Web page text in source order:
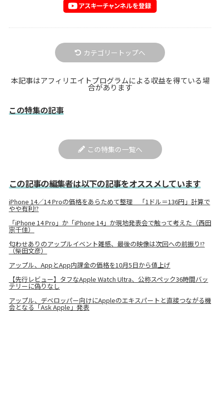
カテゴリートップへ
本記事はアフィリエイトプログラムによる収益を得ている場
合があります
この特集の記事
この特集の一覧へ
この記事の編集者は以下の記事をオススメしています
iPhone 14／14 Proの価格をあらためて整理 「1ドル＝136円」計算で
やや有利!?
「iPhone 14 Pro」か「iPhone 14」か現地発表会で触って考えた（西田
宗千佳）
匂わせありのアップルイベント雑感、最後の映像は次回への前振り!?
（柴田文彦）
アップル、AppとApp内課金の価格を10月5日から値上げ
【先行レビュー】タフなApple Watch Ultra、公称スペック36時間バッ
テリーに偽りなし
アップル、デベロッパー向けにAppleのエキスパートと直接つながる機
会となる「Ask Apple」発表